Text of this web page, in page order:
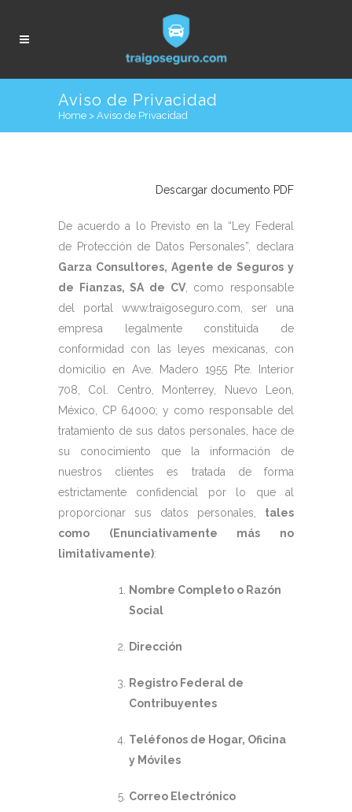
Aviso de Privacidad
Home > Aviso de Privacidad
Descargar documento PDF
De acuerdo a lo Previsto en la “Ley Federal
de Protección de Datos Personales”, declara
Garza Consultores, Agente de Seguros y
de Fianzas, SA de CV, como responsable
del portal www.traigoseguro.com, ser una
empresa legalmente constituida de
conformidad con las leyes mexicanas, con
domicilio en Ave. Madero 1955 Pte. Interior
708, Col. Centro, Monterrey, Nuevo Leon,
México, CP 64000; y como responsable del
tratamiento de sus datos personales, hace de
su conocimiento que la información de
nuestros clientes es tratada de forma
estrictamente confidencial por lo que al
proporcionar sus datos personales, tales
como (Enunciativamente más no
limitativamente):
Nombre Completo o Razón
Social
Dirección
Registro Federal de
Contribuyentes
Teléfonos de Hogar, Oficina
y Móviles
Correo Electrónico